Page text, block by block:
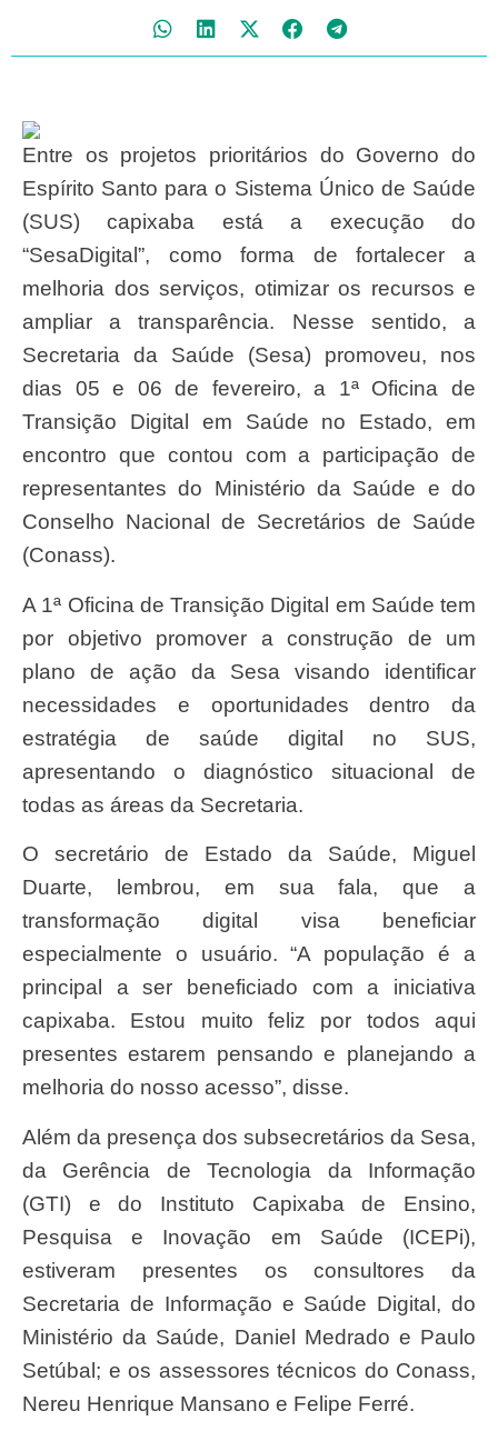
Entre os projetos prioritários do Governo do
Espírito Santo para o Sistema Único de Saúde
(SUS) capixaba está a execução do
“SesaDigital”, como forma de fortalecer a
melhoria dos serviços, otimizar os recursos e
ampliar a transparência. Nesse sentido, a
Secretaria da Saúde (Sesa) promoveu, nos
dias 05 e 06 de fevereiro, a 1ª Oficina de
Transição Digital em Saúde no Estado, em
encontro que contou com a participação de
representantes do Ministério da Saúde e do
Conselho Nacional de Secretários de Saúde
(Conass).
A 1ª Oficina de Transição Digital em Saúde tem
por objetivo promover a construção de um
plano de ação da Sesa visando identificar
necessidades e oportunidades dentro da
estratégia de saúde digital no SUS,
apresentando o diagnóstico situacional de
todas as áreas da Secretaria.
O secretário de Estado da Saúde, Miguel
Duarte, lembrou, em sua fala, que a
transformação digital visa beneficiar
especialmente o usuário. “A população é a
principal a ser beneficiado com a iniciativa
capixaba. Estou muito feliz por todos aqui
presentes estarem pensando e planejando a
melhoria do nosso acesso”, disse.
Além da presença dos subsecretários da Sesa,
da Gerência de Tecnologia da Informação
(GTI) e do Instituto Capixaba de Ensino,
Pesquisa e Inovação em Saúde (ICEPi),
estiveram presentes os consultores da
Secretaria de Informação e Saúde Digital, do
Ministério da Saúde, Daniel Medrado e Paulo
Setúbal; e os assessores técnicos do Conass,
Nereu Henrique Mansano e Felipe Ferré.